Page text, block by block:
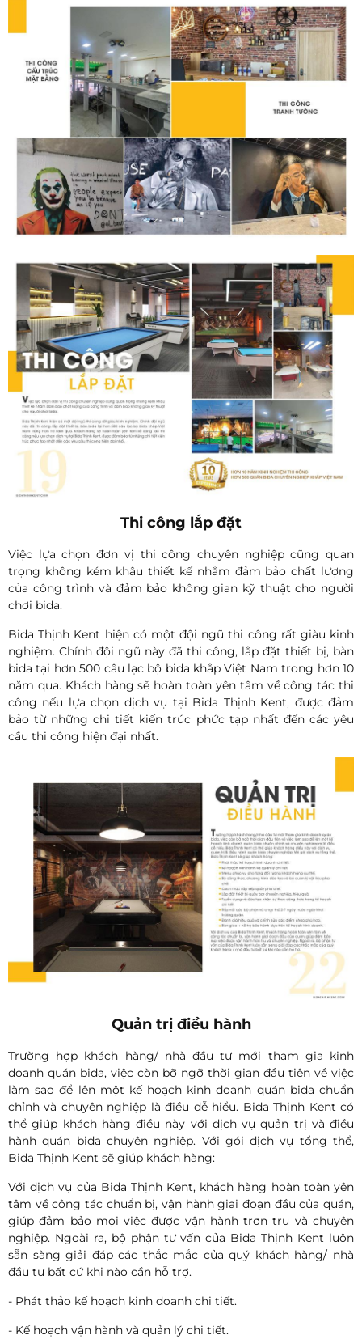
Thi công lắp đặt
Việc lựa chọn đơn vị thi công chuyên nghiệp cũng quan
trọng không kém khâu thiết kế nhằm đảm bảo chất lượng
của công trình và đảm bảo không gian kỹ thuật cho người
chơi bida.
Bida Thịnh Kent hiện có một đội ngũ thi công rất giàu kinh
nghiệm. Chính đội ngũ này đã thi công, lắp đặt thiết bị, bàn
bida tại hơn 500 câu lạc bộ bida khắp Việt Nam trong hơn 10
năm qua. Khách hàng sẽ hoàn toàn yên tâm về công tác thi
công nếu lựa chọn dịch vụ tại Bida Thịnh Kent, được đảm
bảo từ những chi tiết kiến trúc phức tạp nhất đến các yêu
cầu thi công hiện đại nhất.
Quản trị điều hành
Trường hợp khách hàng/ nhà đầu tư mới tham gia kinh
doanh quán bida, việc còn bỡ ngỡ thời gian đầu tiên về việc
làm sao để lên một kế hoạch kinh doanh quán bida chuẩn
chỉnh và chuyên nghiệp là điều dễ hiểu. Bida Thịnh Kent có
thể giúp khách hàng điều này với dịch vụ quản trị và điều
hành quán bida chuyên nghiệp. Với gói dịch vụ tổng thể,
Bida Thịnh Kent sẽ giúp khách hàng:
Với dịch vụ của Bida Thịnh Kent, khách hàng hoàn toàn yên
tâm về công tác chuẩn bị, vận hành giai đoạn đầu của quán,
giúp đảm bảo mọi việc được vận hành trơn tru và chuyên
nghiệp. Ngoài ra, bộ phận tư vấn của Bida Thịnh Kent luôn
sẵn sàng giải đáp các thắc mắc của quý khách hàng/ nhà
đầu tư bất cứ khi nào cần hỗ trợ.
- Phát thảo kế hoạch kinh doanh chi tiết.
- Kế hoạch vận hành và quản lý chi tiết.